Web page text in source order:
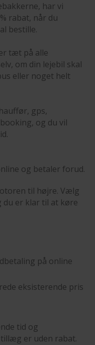
har vi
rabat, når du
bestille.
tæt på alle
om din lejebil skal
eller noget helt
gps,
og du vil
og betaler forud.
til højre. Vælg
du er klar til at køre
på online
eksisterende pris
tid og
er uden rabat.